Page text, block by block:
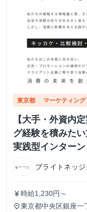
東京都 マーケティング
【大手・外資内
グ経験を積みた
実践型インターン
ブライトネッ
currency_yen 時給1,230円～
place東京都中央区銀座一